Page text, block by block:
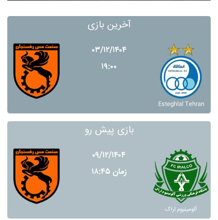
آخرین بازی
۰۳/۱۲/۱۴۰۴
۱۹:۰۰
Esteghlal Tehran
بازی پیش رو
۰۹/۱۲/۱۴۰۴
زمان ۱۸:۴۵
آلومينيوم اراک